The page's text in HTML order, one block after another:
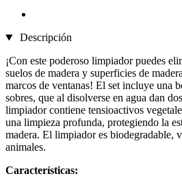
Descripción
¡Con este poderoso limpiador puedes
suelos de madera y superficies de
marcos de ventanas! El set incluye una
sobres, que al disolverse en agua dan
limpiador contiene tensioactivos
una limpieza profunda, protegiendo la
madera. El limpiador es biodegradable,
animales.
Características: